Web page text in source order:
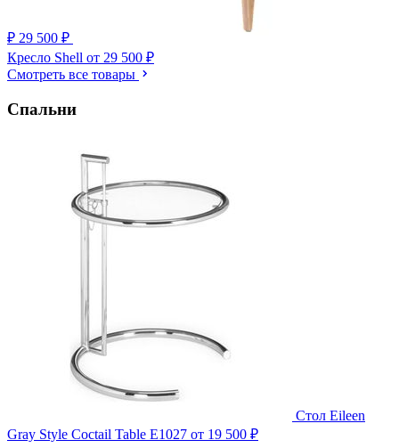
₽ 29 500 ₽
Кресло Shell от 29 500 ₽
Смотреть все товары
Спальни
Стол Eileen
Gray Style Coctail Table E1027 от 19 500 ₽